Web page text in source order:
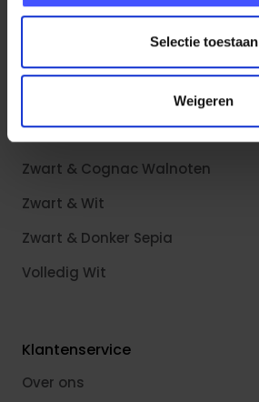
Selectie toestaan
Weigeren
Kasten
Zwart & Scandinavisch Eiken
Zwart & Cognac Walnoten
Zwart & Wit
Zwart & Donker Sepia
Volledig Wit
Klantenservice
Over ons